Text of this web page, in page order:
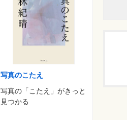
写真のこたえ
写真の「こたえ」がきっと
見つかる